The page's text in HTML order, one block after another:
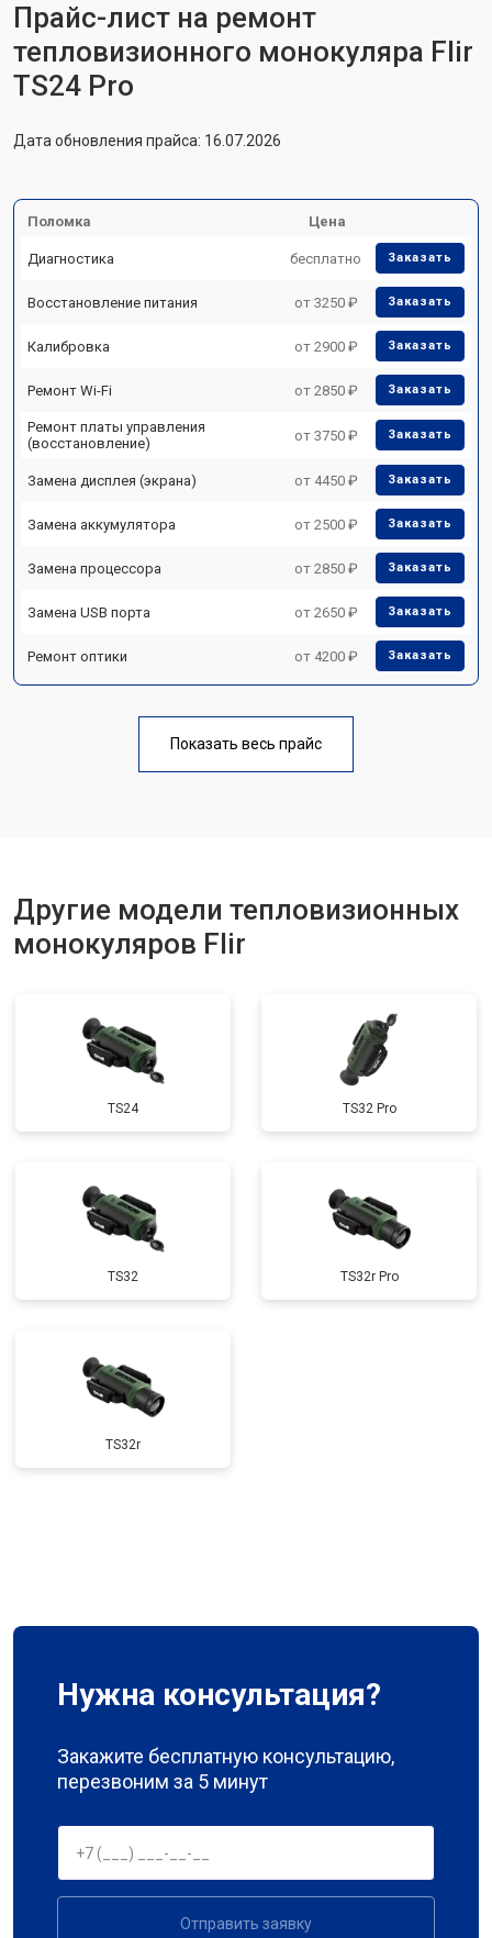
Прайс-лист на ремонт
тепловизионного монокуляра Flir
TS24 Pro
Дата обновления прайса: 16.07.2026
Поломка Цена
Диагностика бесплатно Заказать
Восстановление питания от 3250 ₽ Заказать
Калибровка от 2900 ₽ Заказать
Ремонт Wi-Fi от 2850 ₽ Заказать
Ремонт платы управления
(восстановление)
от 3750 ₽ Заказать
Замена дисплея (экрана) от 4450 ₽ Заказать
Замена аккумулятора от 2500 ₽ Заказать
Замена процессора от 2850 ₽ Заказать
Замена USB порта от 2650 ₽ Заказать
Ремонт оптики от 4200 ₽ Заказать
Показать весь прайс
Другие модели тепловизионных
монокуляров Flir
TS24 TS32 Pro
TS32 TS32r Pro
TS32r
Нужна консультация?
Закажите бесплатную консультацию,
перезвоним за 5 минут
Отправить заявку